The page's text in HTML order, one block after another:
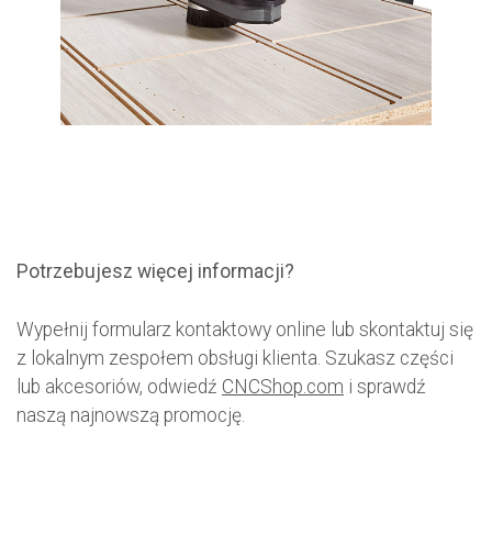
Potrzebujesz więcej informacji?
Wypełnij formularz kontaktowy online lub skontaktuj się
z lokalnym zespołem obsługi klienta. Szukasz części
lub akcesoriów, odwiedź CNCShop.com i sprawdź
naszą najnowszą promocję.